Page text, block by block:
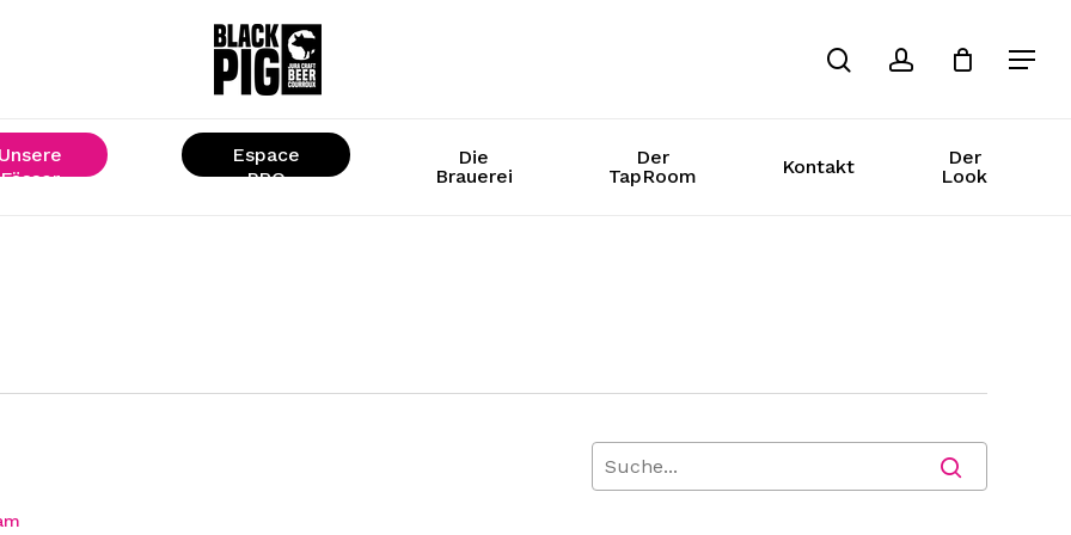
Unsere
Fässer
Espace
« PRO »
Die
Brauerei
Der
TapRoom
Kontakt
Der
Look